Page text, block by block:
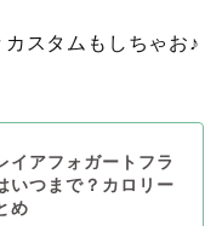
カスタムもしちゃお♪
イアフォガートフラ
いつまで？カロリー
め